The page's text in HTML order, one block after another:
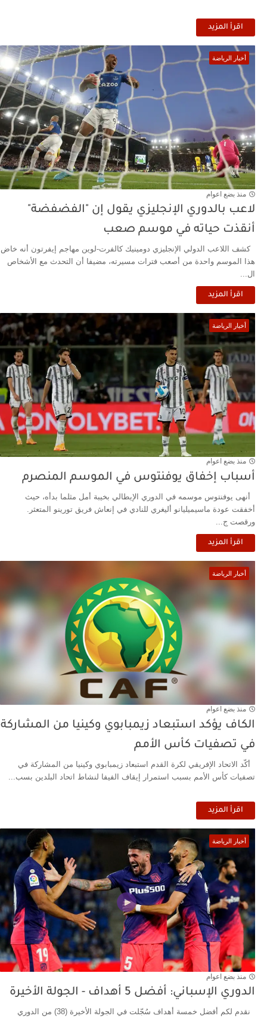
اقرأ المزيد
أخبار الرياضة
منذ بضع اعوام
لاعب بالدوري الإنجليزي يقول إن "الفضفضة"
أنقذت حياته في موسم صعب
كشف اللاعب الدولي الإنجليزي دومينيك كالفرت-لوين مهاجم إيفرتون أنه خاض
هذا الموسم واحدة من أصعب فترات مسيرته، مضيفا أن التحدث مع الأشخاص
ال...
اقرأ المزيد
أخبار الرياضة
منذ بضع اعوام
أسباب إخفاق يوفنتوس في الموسم المنصرم
أنهى يوفنتوس موسمه في الدوري الإيطالي بخيبة أمل مثلما بدأه، حيث
أخفقت عودة ماسيميليانو أليغري للنادي في إنعاش فريق تورينو المتعثر.
ورقصت ج...
اقرأ المزيد
أخبار الرياضة
منذ بضع اعوام
الكاف يؤكد استبعاد زيمبابوي وكينيا من المشاركة
في تصفيات كأس الأمم
أكّد الاتحاد الإفريقي لكرة القدم استبعاد زيمبابوي وكينيا من المشاركة في
تصفيات كأس الأمم بسبب استمرار إيقاف الفيفا لنشاط اتحاد البلدين بسب...
اقرأ المزيد
أخبار الرياضة
منذ بضع اعوام
الدوري الإسباني: أفضل 5 أهداف - الجولة الأخيرة
نقدم لكم أفضل خمسة أهداف سُجّلت في الجولة الأخيرة (38) من الدوري